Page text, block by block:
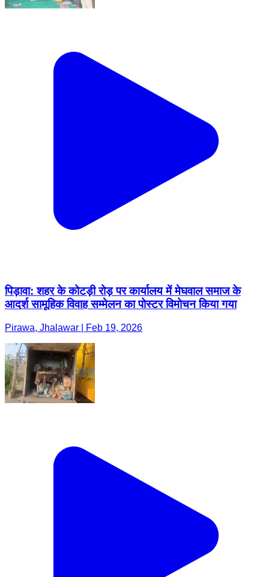
पिड़ावा: शहर के कोटड़ी रोड़ पर कार्यालय में मेघवाल समाज के
आदर्श सामूहिक विवाह सम्मेलन का पोस्टर विमोचन किया गया
Pirawa, Jhalawar | Feb 19, 2026